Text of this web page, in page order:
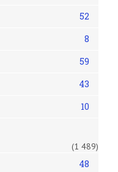
52
8
59
43
10
(1 489)
48